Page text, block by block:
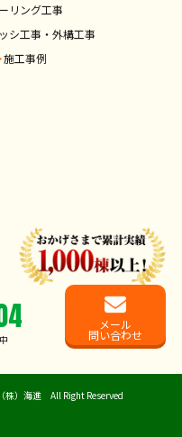
メール
問い合わせ
リング工事
シ工事・外構工事
施工事例
）海進 All Right Reserved